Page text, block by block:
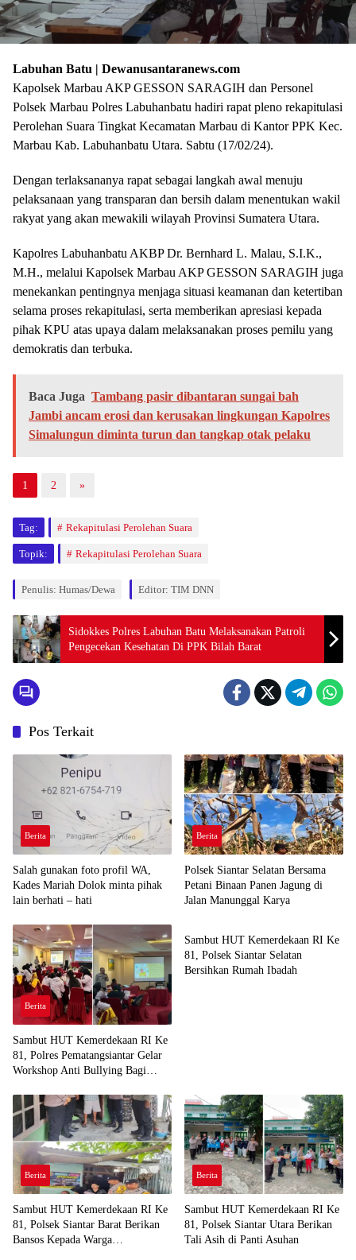
Labuhan Batu | Dewanusantaranews.com
Kapolsek Marbau AKP GESSON SARAGIH dan Personel
Polsek Marbau Polres Labuhanbatu hadiri rapat pleno rekapitulasi
Perolehan Suara Tingkat Kecamatan Marbau di Kantor PPK Kec.
Marbau Kab. Labuhanbatu Utara. Sabtu (17/02/24).
Dengan terlaksananya rapat sebagai langkah awal menuju
pelaksanaan yang transparan dan bersih dalam menentukan wakil
rakyat yang akan mewakili wilayah Provinsi Sumatera Utara.
Kapolres Labuhanbatu AKBP Dr. Bernhard L. Malau, S.I.K.,
M.H., melalui Kapolsek Marbau AKP GESSON SARAGIH juga
menekankan pentingnya menjaga situasi keamanan dan ketertiban
selama proses rekapitulasi, serta memberikan apresiasi kepada
pihak KPU atas upaya dalam melaksanakan proses pemilu yang
demokratis dan terbuka.
Baca Juga Tambang pasir dibantaran sungai bah
Jambi ancam erosi dan kerusakan lingkungan Kapolres
Simalungun diminta turun dan tangkap otak pelaku
1 2 »
Tag: Rekapitulasi Perolehan Suara
Topik: Rekapitulasi Perolehan Suara
Penulis: Humas/Dewa Editor: TIM DNN
Sidokkes Polres Labuhan Batu Melaksanakan Patroli
Pengecekan Kesehatan Di PPK Bilah Barat
Pos Terkait
Berita
Salah gunakan foto profil WA,
Kades Mariah Dolok minta pihak
lain berhati – hati
Berita
Polsek Siantar Selatan Bersama
Petani Binaan Panen Jagung di
Jalan Manunggal Karya
Berita
Sambut HUT Kemerdekaan RI Ke
81, Polres Pematangsiantar Gelar
Workshop Anti Bullying Bagi
Berita
Sambut HUT Kemerdekaan RI Ke
81, Polsek Siantar Selatan
Bersihkan Rumah Ibadah
Berita
Sambut HUT Kemerdekaan RI Ke
81, Polsek Siantar Barat Berikan
Bansos Kepada Warga
Berita
Sambut HUT Kemerdekaan RI Ke
81, Polsek Siantar Utara Berikan
Tali Asih di Panti Asuhan